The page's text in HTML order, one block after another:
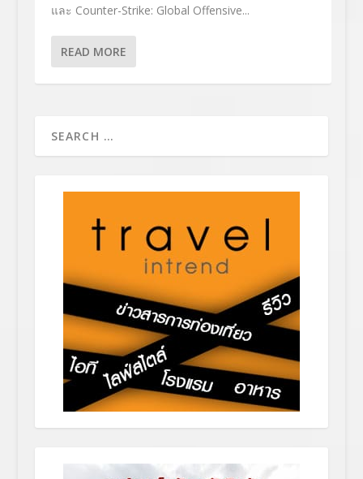
และ Counter-Strike: Global Offensive...
READ MORE